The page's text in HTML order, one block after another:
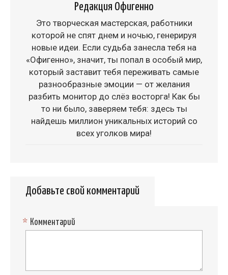
Редакция Офигенно
Это творческая мастерская, работники
которой не спят днем и ночью, генерируя
новые идеи. Если судьба занесла тебя на
«Офигенно», значит, ты попал в особый мир,
который заставит тебя переживать самые
разнообразные эмоции — от желания
разбить монитор до слёз восторга! Как бы
то ни было, заверяем тебя: здесь ты
найдешь миллион уникальных историй со
всех уголков мира!
Добавьте свой комментарий
Комментарий
*